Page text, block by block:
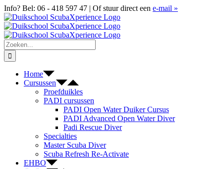
Ga
naar
inhoud
Facebook
X
YouTube
Google
Reviews
Info? Bel: 06 - 418 597 47 | Of stuur direct een e-mail »
Zoeken
naar:
Home
Cursussen
Proefduikles
PADI cursussen
PADI Open Water Duiker Cursus
PADI Advanced Open Water Diver
Padi Rescue Diver
Specialties
Master Scuba Diver
Scuba Refresh Re-Activate
EHBO